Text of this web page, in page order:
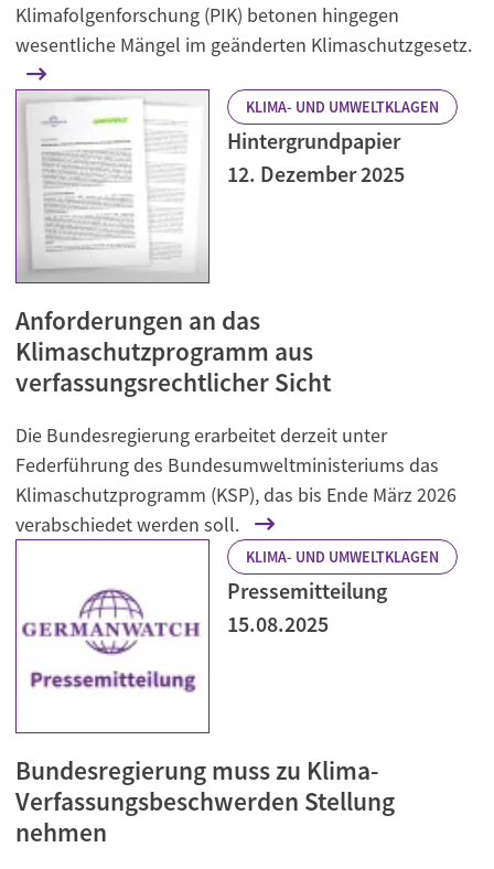
Klimafolgenforschung (PIK) betonen hingegen
wesentliche Mängel im geänderten Klimaschutzgesetz.
KLIMA- UND UMWELTKLAGEN
Hintergrundpapier
12. Dezember 2025
Anforderungen an das
Klimaschutzprogramm aus
verfassungsrechtlicher Sicht
Die Bundesregierung erarbeitet derzeit unter
Federführung des Bundesumweltministeriums das
Klimaschutzprogramm (KSP), das bis Ende März 2026
verabschiedet werden soll.
KLIMA- UND UMWELTKLAGEN
Pressemitteilung
15.08.2025
Bundesregierung muss zu Klima-
Verfassungsbeschwerden Stellung
nehmen